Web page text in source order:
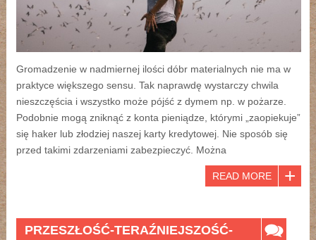
Gromadzenie w nadmiernej ilości dóbr materialnych nie ma w
praktyce większego sensu. Tak naprawdę wystarczy chwila
nieszczęścia i wszystko może pójść z dymem np. w pożarze.
Podobnie mogą zniknąć z konta pieniądze, którymi „zaopiekuje”
się haker lub złodziej naszej karty kredytowej. Nie sposób się
przed takimi zdarzeniami zabezpieczyć. Można
READ MORE
PRZESZŁOŚĆ-TERAŹNIEJSZOŚĆ-